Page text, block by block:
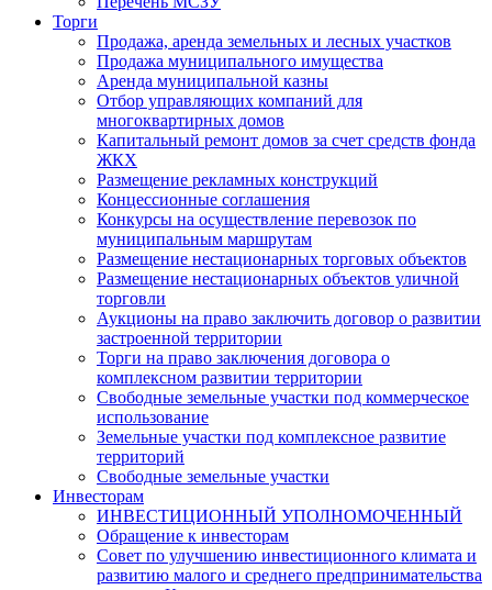
Торги
Продажа, аренда земельных и лесных участков
Продажа муниципального имущества
Аренда муниципальной казны
Отбор управляющих компаний для
многоквартирных домов
Капитальный ремонт домов за счет средств фонда
ЖКХ
Размещение рекламных конструкций
Концессионные соглашения
Конкурсы на осуществление перевозок по
муниципальным маршрутам
Размещение нестационарных торговых объектов
Размещение нестационарных объектов уличной
торговли
Аукционы на право заключить договор о развитии
застроенной территории
Торги на право заключения договора о
комплексном развитии территории
Свободные земельные участки под коммерческое
использование
Земельные участки под комплексное развитие
территорий
Свободные земельные участки
Инвесторам
ИНВЕСТИЦИОННЫЙ УПОЛНОМОЧЕННЫЙ
Обращение к инвесторам
Совет по улучшению инвестиционного климата и
развитию малого и среднего предпринимательства